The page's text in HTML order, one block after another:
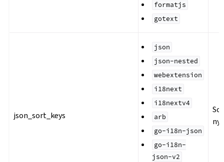
formatjs
gotext
json_sort_keys
json
json-nested
webextension
i18next
i18nextv4
arb
go-i18n-json
go-i18n-
json-v2